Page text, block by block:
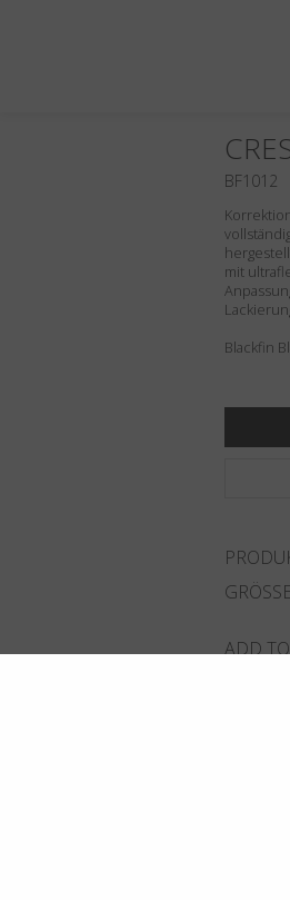
mit
Blackfin
GRÖSSEN
ADD
BF1012